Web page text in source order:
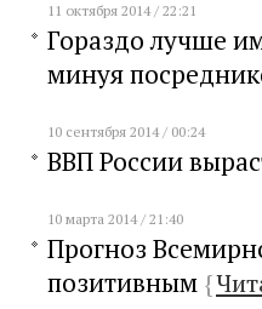
11 октября 2014 / 22:21
Гораздо лучше
минуя
10 сентября 2014 / 00:24
ВВП России
10 марта 2014 / 21:40
Прогноз
позитивным {